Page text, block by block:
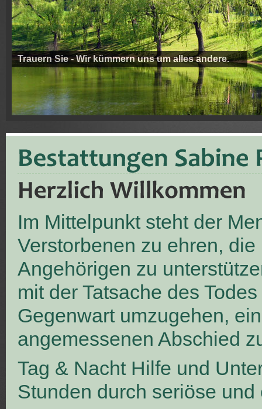
Trauern Sie - Wir kümmern uns um alles andere.
Im Mittelpunkt steht der
Verstorbenen zu ehren, die
Angehörigen zu
mit der Tatsache des
Gegenwart umzugehen,
angemessenen Abschied
Tag & Nacht Hilfe und
Stunden durch seriöse